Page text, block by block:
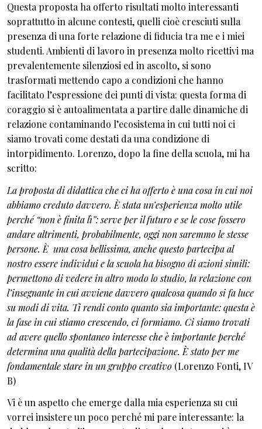
Questa proposta ha offerto risultati molto interessanti
soprattutto in alcune contesti, quelli cioè cresciuti sulla
presenza di una forte relazione di fiducia tra me e i miei
studenti. Ambienti di lavoro in presenza molto ricettivi ma
prevalentemente silenziosi ed in ascolto, si sono
trasformati mettendo capo a condizioni che hanno
facilitato l’espressione dei punti di vista: questa forma di
coraggio si è autoalimentata a partire dalle dinamiche di
relazione contaminando l’ecosistema in cui tutti noi ci
siamo trovati come destati da una condizione di
intorpidimento. Lorenzo, dopo la fine della scuola, mi ha
scritto:
La proposta di didattica che ci ha offerto è una cosa in cui noi
abbiamo creduto davvero. È stata un’esperienza molto utile
perché “non è finita lì”: serve per il futuro e se le cose fossero
andare altrimenti, probabilmente, oggi non saremmo le stesse
persone. È una cosa bellissima, anche questo partecipa al
nostro essere individui e la scuola ha bisogno di azioni simili:
permettono di vedere in altro modo lo studio, la relazione con
l’insegnante in cui avviene davvero qualcosa quando si fa luce
su modi di vita. Ti rendi conto quanto sia importante: questa è
la fase in cui stiamo crescendo, ci formiamo. Ci siamo trovati
ad avere quello spontaneo interesse che è importante perché
determina una qualità della partecipazione. È stato per me
fondamentale stare in un gruppo creativo (Lorenzo Fonti, IV
B)
Vi è un aspetto che emerge dalla mia esperienza su cui
vorrei insistere un poco perché mi pare interessante: la